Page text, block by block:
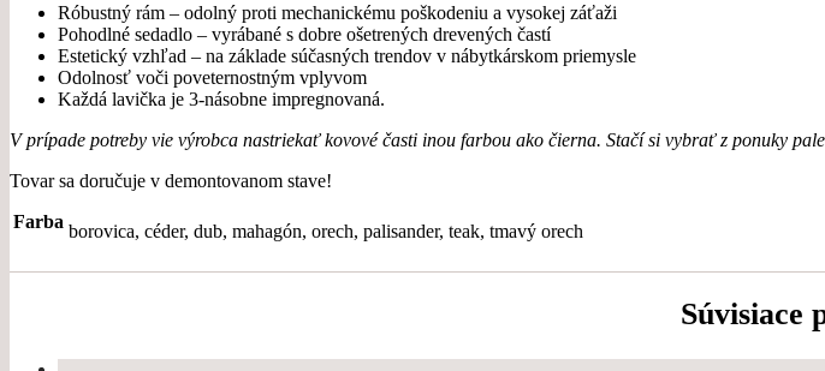
Róbustný rám – odolný proti mechanickému poškodeniu a vysokej záťaži
Pohodlné sedadlo – vyrábané s dobre ošetrených drevených častí
Estetický vzhľad – na základe súčasných trendov v nábytkárskom priemysle
Odolnosť voči poveternostným vplyvom
Každá lavička je 3-násobne impregnovaná.
V prípade potreby vie výrobca nastriekať kovové časti inou farbou ako čierna. Stačí si vybrať z ponuky
Tovar sa doručuje v demontovanom stave!
Farba borovica, céder, dub, mahagón, orech, palisander, teak, tmavý orech
Súvisiace